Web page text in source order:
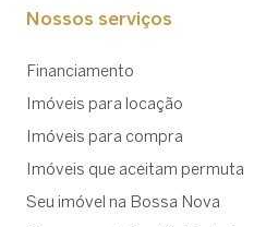
Nossos serviços
Financiamento
Imóveis para locação
Imóveis para compra
Imóveis que aceitam permuta
Seu imóvel na Bossa Nova